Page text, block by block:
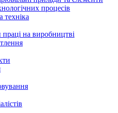
процесів
техніка
на виробництві